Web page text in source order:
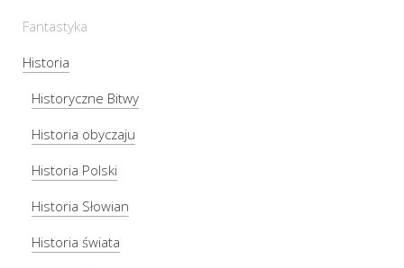
Fantastyka
Historia
Historyczne Bitwy
Historia obyczaju
Historia Polski
Historia Słowian
Historia świata